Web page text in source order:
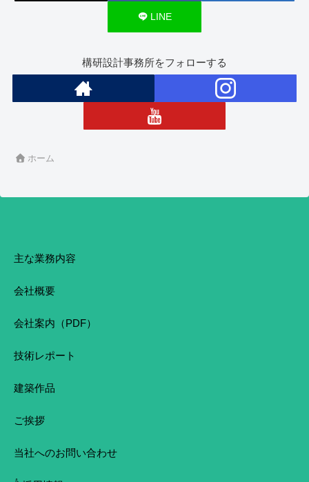
LINE
構研設計事務所をフォローする
ホーム
主な業務内容
会社概要
会社案内（PDF）
技術レポート
建築作品
ご挨拶
当社へのお問い合わせ